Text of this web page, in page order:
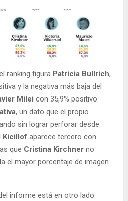
ranking figura Patricia Bullrich,
y la negativa más baja del
Milei con 35,9% positivo
, un dato que el propio
sin lograr perforar desde
Kicillof aparece tercero con
que Cristina Kirchner no
el mayor porcentaje de imagen
informe está en otro lado.